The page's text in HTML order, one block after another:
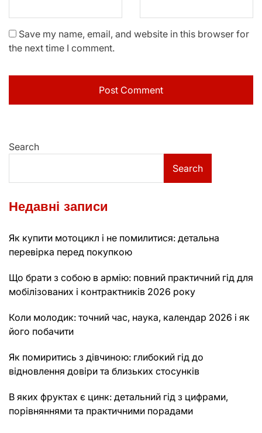
Save my name, email, and website in this browser for
the next time I comment.
Search
Search
Недавні записи
Як купити мотоцикл і не помилитися: детальна
перевірка перед покупкою
Що брати з собою в армію: повний практичний гід для
мобілізованих і контрактників 2026 року
Коли молодик: точний час, наука, календар 2026 і як
його побачити
Як помиритись з дівчиною: глибокий гід до
відновлення довіри та близьких стосунків
В яких фруктах є цинк: детальний гід з цифрами,
порівняннями та практичними порадами